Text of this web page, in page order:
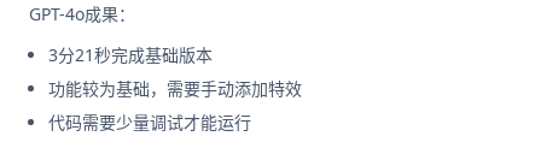
GPT-4o成果：
3分21秒完成基础版本
功能较为基础，需要手动添加特效
代码需要少量调试才能运行